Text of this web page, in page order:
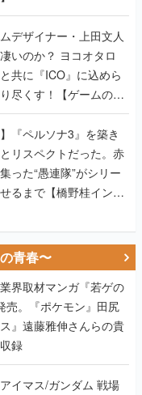
デザイナー・上田文人
いのか？ ヨコオタロ
共に『ICO』に込めら
尽くす！【ゲームの企
『ペルソナ3』を築き
リスペクトだった。赤
った“愚連隊”がシリー
るまで【橋野桂インタ
青春〜
界取材マンガ『若ゲの
売。『ポケモン』田尻
』遠藤雅伸さんらの貴
録
マス/ガンダム 戦場